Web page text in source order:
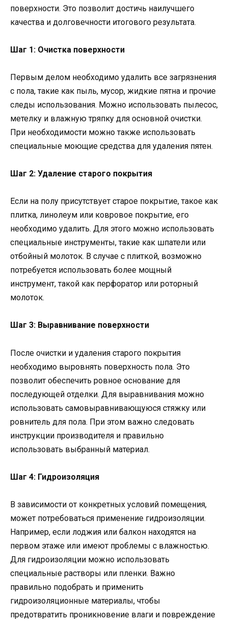
поверхности. Это позволит достичь наилучшего
качества и долговечности итогового результата.
Шаг 1: Очистка поверхности
Первым делом необходимо удалить все загрязнения
с пола, такие как пыль, мусор, жидкие пятна и прочие
следы использования. Можно использовать пылесос,
метелку и влажную тряпку для основной очистки.
При необходимости можно также использовать
специальные моющие средства для удаления пятен.
Шаг 2: Удаление старого покрытия
Если на полу присутствует старое покрытие, такое как
плитка, линолеум или ковровое покрытие, его
необходимо удалить. Для этого можно использовать
специальные инструменты, такие как шпатели или
отбойный молоток. В случае с плиткой, возможно
потребуется использовать более мощный
инструмент, такой как перфоратор или роторный
молоток.
Шаг 3: Выравнивание поверхности
После очистки и удаления старого покрытия
необходимо выровнять поверхность пола. Это
позволит обеспечить ровное основание для
последующей отделки. Для выравнивания можно
использовать самовыравнивающуюся стяжку или
ровнитель для пола. При этом важно следовать
инструкции производителя и правильно
использовать выбранный материал.
Шаг 4: Гидроизоляция
В зависимости от конкретных условий помещения,
может потребоваться применение гидроизоляции.
Например, если лоджия или балкон находятся на
первом этаже или имеют проблемы с влажностью.
Для гидроизоляции можно использовать
специальные растворы или пленки. Важно
правильно подобрать и применить
гидроизоляционные материалы, чтобы
предотвратить проникновение влаги и повреждение